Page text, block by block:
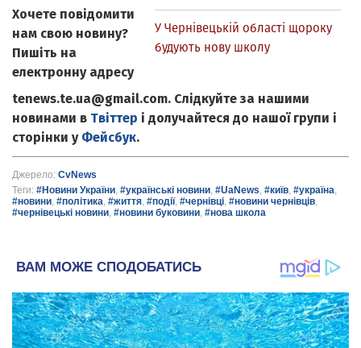
У Чернівецькій області щороку
будують нову школу
Хочете повідомити
нам свою новину?
Пишіть на
електронну адресу
tenews.te.ua@gmail.com. Слідкуйте за нашими
новинами в Твіттер і долучайтеся до нашої групи і
сторінки у Фейсбук.
Джерело: CvNews
Теги: #Новини України, #українські новини, #UaNews, #київ, #україна,
#новини, #політика, #життя, #події, #чернівці, #новини чернівців,
#чернівецькі новини, #новини буковини, #нова школа